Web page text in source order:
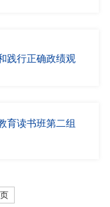
践行正确政绩观
育读书班第二组